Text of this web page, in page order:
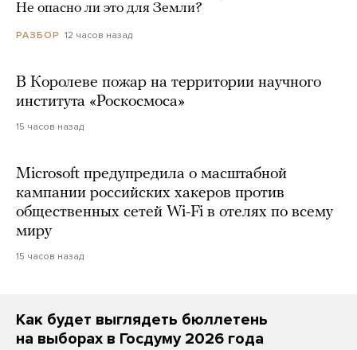
Не опасно ли это для Земли?
РАЗБОР 12 часов назад
В Королеве пожар на территории научного
института «Роскосмоса»
15 часов назад
Microsoft предупредила о масштабной
кампании российских хакеров против
общественных сетей Wi-Fi в отелях по всему
миру
15 часов назад
Как будет выглядеть бюллетень
на выборах в Госдуму 2026 года